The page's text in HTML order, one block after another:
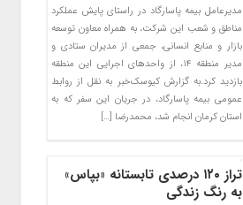
مدیرعامل بیمه پاسارگاد در راستای پایش عملکرد
مناطق و شعب این شرکت، به همراه معاون توسعه
بازار و منابع انسانی، جمعی از مدیران ستادی و
مدیر منطقه ۱۴، از واحدهای اجرایی این منطقه
بازدید کرد.به گزارش کیوسک‌خبر به نقل از روابط
عمومی بیمه پاسارگاد، در جریان این سفر که به
استان کرمان انجام شد، محمدرضا […]
تراز ۱۲۰ درصدی تابستانه «بپاس»
به رنگ زندگی